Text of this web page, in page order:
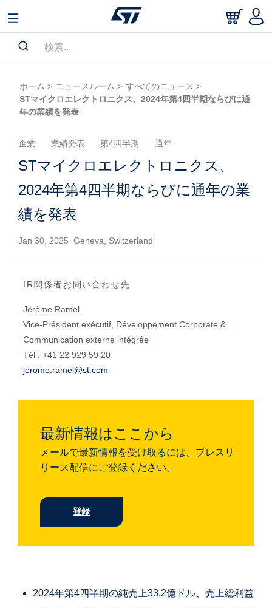
ホーム > ニュースルーム > すべてのニュース >
STマイクロエレクトロニクス、2024年第4四半期ならびに通
年の業績を発表
企業 業績発表 第4四半期 通年
STマイクロエレクトロニクス、
2024年第4四半期ならびに通年の業
績を発表
Jan 30, 2025 Geneva, Switzerland
IR関係者お問い合わせ先
Jérôme Ramel
Vice-Président exécutif, Développement Corporate &
Communication externe intégrée
Tél : +41 22 929 59 20
jerome.ramel@st.com
最新情報はここから
メールで最新情報を受け取るには、プレスリ
リース配信にご登録ください。
登録
2024年第4四半期の純売上33.2億ドル、売上総利益